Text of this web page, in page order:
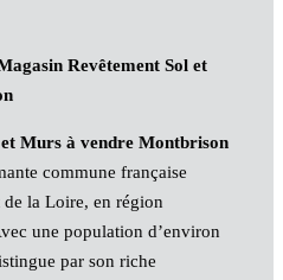
Revêtement Sol et
Murs à vendre Montbrison
commune française
de la Loire, en région
une population d’environ
par son riche